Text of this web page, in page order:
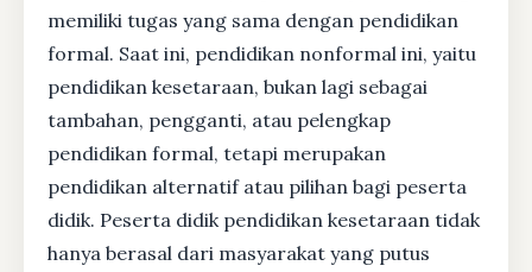
memiliki tugas yang sama dengan pendidikan
formal. Saat ini, pendidikan nonformal ini, yaitu
pendidikan kesetaraan, bukan lagi sebagai
tambahan, pengganti, atau pelengkap
pendidikan formal, tetapi merupakan
pendidikan alternatif atau pilihan bagi peserta
didik. Peserta didik pendidikan kesetaraan tidak
hanya berasal dari masyarakat yang putus